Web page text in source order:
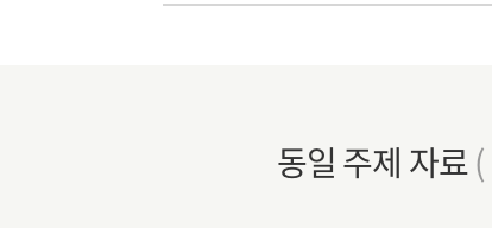
동일 주제 자료